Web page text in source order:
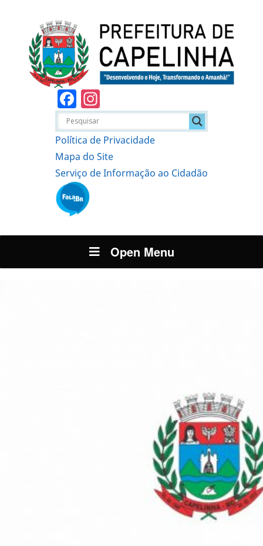
Facebook
Política de Privacidade
Mapa do Site
Serviço de Informação ao Cidadão
Open Menu